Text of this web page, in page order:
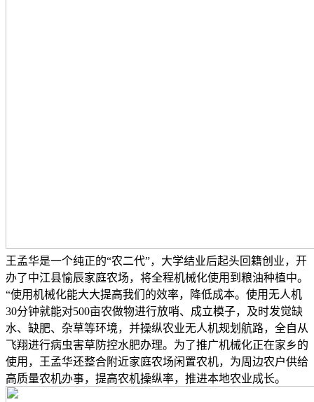
王孟华是一个纯正的“农二代”，大学结业后起头回籍创业，开
办了中江县愉辰家庭农场，将全程机械化使用到粮油种植中。
“使用机械化能大大提高我们的效率，降低成本。使用无人机
30分钟就能对500亩农做物进行放哨、成立模子，及时发觉缺
水、缺肥、杂草等环境，并操纵农业无人机规划航路，全自从
飞翔进行病虫害草防控水肥办理。为了推广机械化正在家乡的
使用，王孟华还整合附近家庭农场闲置农机，为周边农户供给
高质量农机办事，提高农机操纵率，推进本地农业成长。